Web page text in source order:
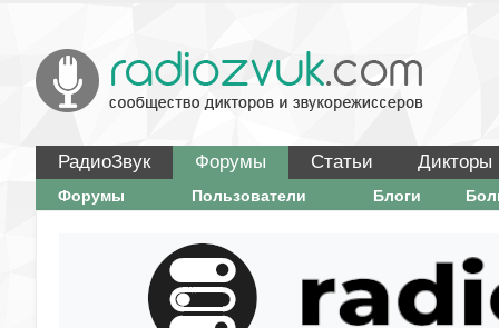
РадиоЗвук Форумы Статьи Дикторы
Форумы Пользователи Блоги